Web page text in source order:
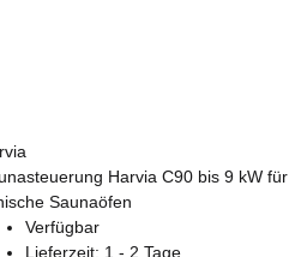
Harvia C90 bis 9 kW für
Saunaöfen
Verfügbar
Lieferzeit: 1 - 2 Tage